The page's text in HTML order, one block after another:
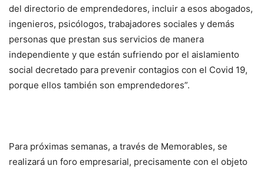
del directorio de emprendedores, incluir a esos abogados,
ingenieros, psicólogos, trabajadores sociales y demás
personas que prestan sus servicios de manera
independiente y que están sufriendo por el aislamiento
social decretado para prevenir contagios con el Covid 19,
porque ellos también son emprendedores”.
Para próximas semanas, a través de Memorables, se
realizará un foro empresarial, precisamente con el objeto